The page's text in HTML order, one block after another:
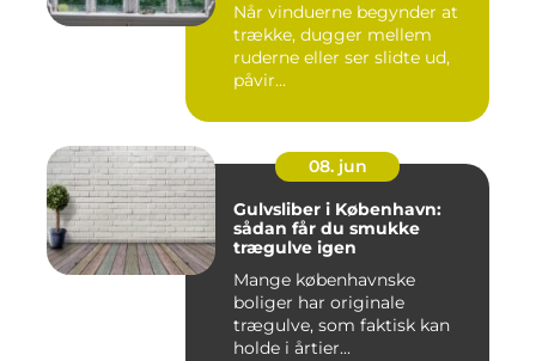
Når vinduerne begynder at
trække, dugger mellem
ruderne eller ser slidte ud,
påvir...
08. jun
Gulvsliber i København:
sådan får du smukke
trægulve igen
Mange københavnske
boliger har originale
trægulve, som faktisk kan
holde i årtier...